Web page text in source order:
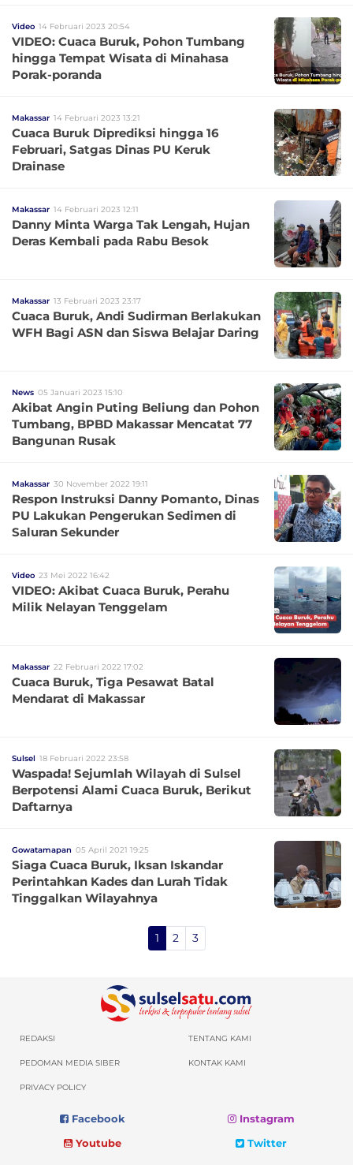
Video 14 Februari 2023 20:54
VIDEO: Cuaca Buruk, Pohon Tumbang
hingga Tempat Wisata di Minahasa
Porak-poranda
Makassar 14 Februari 2023 13:21
Cuaca Buruk Diprediksi hingga 16
Februari, Satgas Dinas PU Keruk
Drainase
Makassar 14 Februari 2023 12:11
Danny Minta Warga Tak Lengah, Hujan
Deras Kembali pada Rabu Besok
Makassar 13 Februari 2023 23:17
Cuaca Buruk, Andi Sudirman Berlakukan
WFH Bagi ASN dan Siswa Belajar Daring
News 05 Januari 2023 15:10
Akibat Angin Puting Beliung dan Pohon
Tumbang, BPBD Makassar Mencatat 77
Bangunan Rusak
Makassar 30 November 2022 19:11
Respon Instruksi Danny Pomanto, Dinas
PU Lakukan Pengerukan Sedimen di
Saluran Sekunder
Video 23 Mei 2022 16:42
VIDEO: Akibat Cuaca Buruk, Perahu
Milik Nelayan Tenggelam
Makassar 22 Februari 2022 17:02
Cuaca Buruk, Tiga Pesawat Batal
Mendarat di Makassar
Sulsel 18 Februari 2022 23:58
Waspada! Sejumlah Wilayah di Sulsel
Berpotensi Alami Cuaca Buruk, Berikut
Daftarnya
Gowatamapan 05 April 2021 19:25
Siaga Cuaca Buruk, Iksan Iskandar
Perintahkan Kades dan Lurah Tidak
Tinggalkan Wilayahnya
1 2 3
REDAKSI TENTANG KAMI
PEDOMAN MEDIA SIBER KONTAK KAMI
PRIVACY POLICY
Facebook
Instagram
Youtube
Twitter